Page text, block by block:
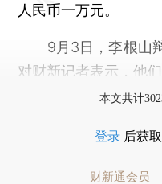
人民币一万元。
9月3日，李根山辩
对财新记者表示，他们
本文共计
登录 后获
财新通会员